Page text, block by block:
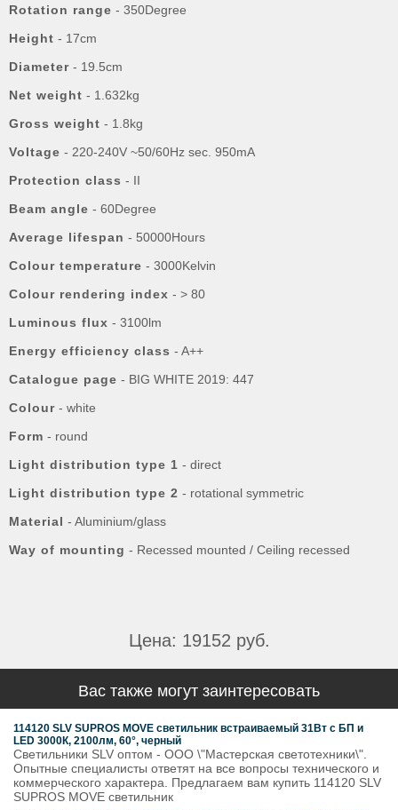
Rotation range - 350Degree
Height - 17cm
Diameter - 19.5cm
Net weight - 1.632kg
Gross weight - 1.8kg
Voltage - 220-240V ~50/60Hz sec. 950mA
Protection class - II
Beam angle - 60Degree
Average lifespan - 50000Hours
Colour temperature - 3000Kelvin
Colour rendering index - > 80
Luminous flux - 3100lm
Energy efficiency class - A++
Catalogue page - BIG WHITE 2019: 447
Colour - white
Form - round
Light distribution type 1 - direct
Light distribution type 2 - rotational symmetric
Material - Aluminium/glass
Way of mounting - Recessed mounted / Ceiling recessed
Цена: 19152 руб.
Вас также могут заинтересовать
114120 SLV SUPROS MOVE светильник встраиваемый 31Вт с БП и
LED 3000К, 2100лм, 60°, черный
Светильники SLV оптом - ООО \"Мастерская светотехники\".
Опытные специалисты ответят на все вопросы технического и
коммерческого характера. Предлагаем вам купить 114120 SLV
SUPROS MOVE светильник